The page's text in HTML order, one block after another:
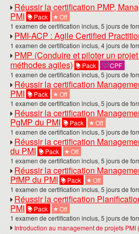
Réussir la certification PMP,
PMI Pack
Off
1 examen de certification inclus, 5 jours de
PMI-ACP : Agile Certified
1 examen de certification inclus, 4 jours de
PMP (Conduire et piloter un
méthodes agiles)
Pack
CPF
1 examen de certification inclus, 5 jours de
Réussir la certification
PMI Pack
Off
1 examen de certification inclus, 5 jours de
Réussir la certification
PgMP du PMI Pack
Off
1 examen de certification inclus, 5 jours de
Réussir la certification
du PMI Pack
Off
1 examen de certification inclus, 5 jours de
Réussir la certification
PfMP du PMI Pack
Off
1 examen de certification inclus, 5 jours de
Réussir la certification
PMI Pack
Off
1 examen de certification inclus, 5 jours de
Introduction au management de projets PMI